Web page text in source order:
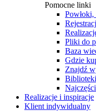
Pomocne linki
Pliki do
Baza
Gdzie
Znajdź
Realizacje i inspiracje
Klient indywidualny